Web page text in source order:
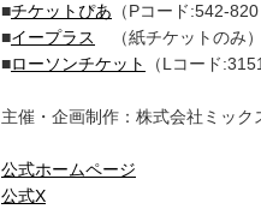
■チケットぴあ （Pコード:542-
■イープラス
（紙チケットのみ
■ローソンチケット （Lコード
主催・企画制作：株式会社ミック
公式ホームページ
公式X